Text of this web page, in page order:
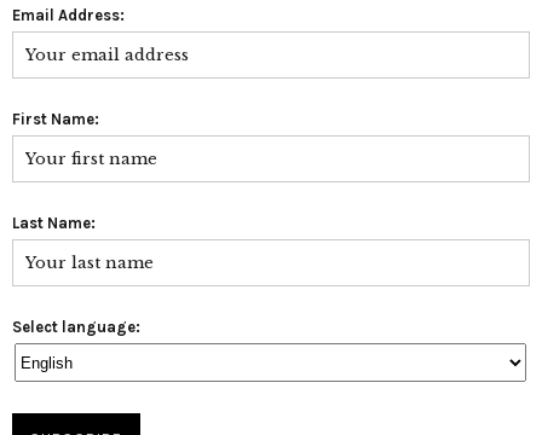
Email Address:
First Name:
Last Name:
Select language: